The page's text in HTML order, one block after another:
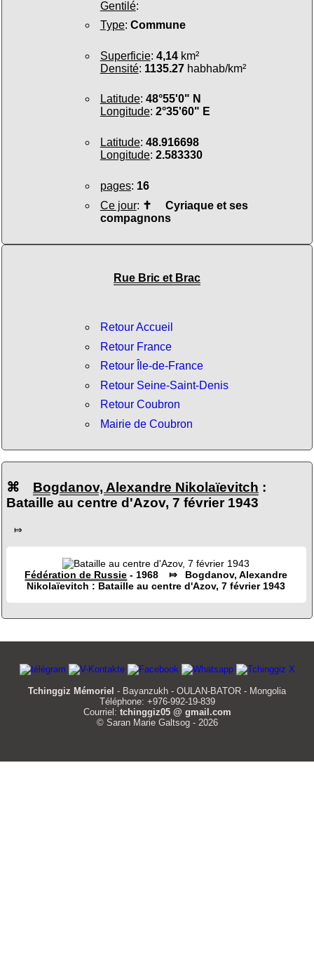
Gentilé:
Type: Commune
Superficie: 4,14km²
Densité: 1135.27habhab/km²
Latitude: 48°55'0" N
Longitude: 2°35'60" E
Latitude: 48.916698
Longitude: 2.583330
pages: 16
Ce jour: ✝ Cyriaque et ses
compagnons
Rue Bric et Brac
Retour Accueil
Retour France
Retour Île-de-France
Retour Seine-Saint-Denis
Retour Coubron
Mairie de Coubron
⌘ Bogdanov, Alexandre Nikolaïevitch :
Bataille au centre d'Azov, 7 février 1943
⤇
Fédération de Russie - 1968 ⤇ Bogdanov, Alexandre
Nikolaïevitch : Bataille au centre d'Azov, 7 février 1943
Tchinggiz Mémoriel - Bayanzukh - OULAN-BATOR - Mongolia
Téléphone: +976-992-19-839
Courriel: tchinggiz05 @ gmail.com
© Saran Marie Galtsog - 2026